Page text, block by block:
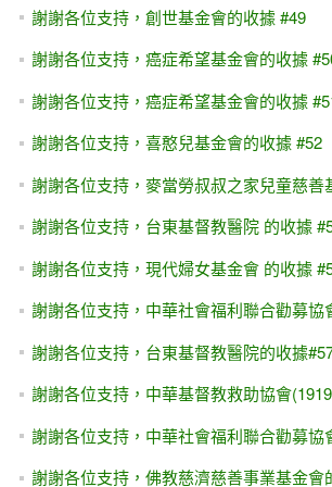
謝謝各位支持，創世基金會的收據 #49
謝謝各位支持，癌症希望基金會的收據
謝謝各位支持，癌症希望基金會的收據
謝謝各位支持，喜憨兒基金會的收據 #52
謝謝各位支持，麥當勞叔叔之家兒童慈善
謝謝各位支持，台東基督教醫院 的收據
謝謝各位支持，現代婦女基金會 的收據
謝謝各位支持，中華社會福利聯合勸募協
謝謝各位支持，台東基督教醫院的收據
謝謝各位支持，中華基督教救助協會
謝謝各位支持，中華社會福利聯合勸募協
謝謝各位支持，佛教慈濟慈善事業基金會